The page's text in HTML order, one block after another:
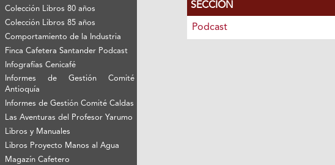
Colección Libros 80 años
Colección Libros 85 años
Comportamiento de la Industria
Finca Cafetera Santander Podcast
Infografías Cenicafé
Informes de Gestión Comité
Antioquía
Informes de Gestión Comité Caldas
Las Aventuras del Profesor Yarumo
Libros y Manuales
Libros Proyecto Manos al Agua
Magazín Cafetero
SECCIÓN
Podcast